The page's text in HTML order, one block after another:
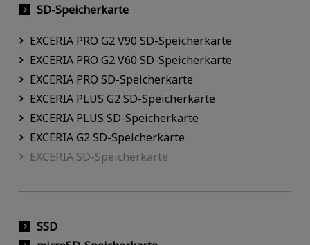
SD-Speicherkarte
EXCERIA PRO G2 V90 SD-Speicherkarte
EXCERIA PRO G2 V60 SD-Speicherkarte
EXCERIA PRO SD-Speicherkarte
EXCERIA PLUS G2 SD-Speicherkarte
EXCERIA PLUS SD-Speicherkarte
EXCERIA G2 SD-Speicherkarte
EXCERIA SD-Speicherkarte
SSD